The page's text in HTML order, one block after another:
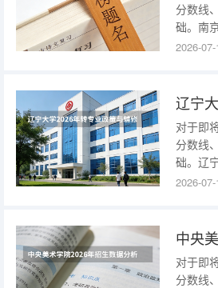
分数线
础。南
追溯至
未来就
2026-
对于即
分数线
础。辽
至1948
方向，
2026-
对于即
分数线